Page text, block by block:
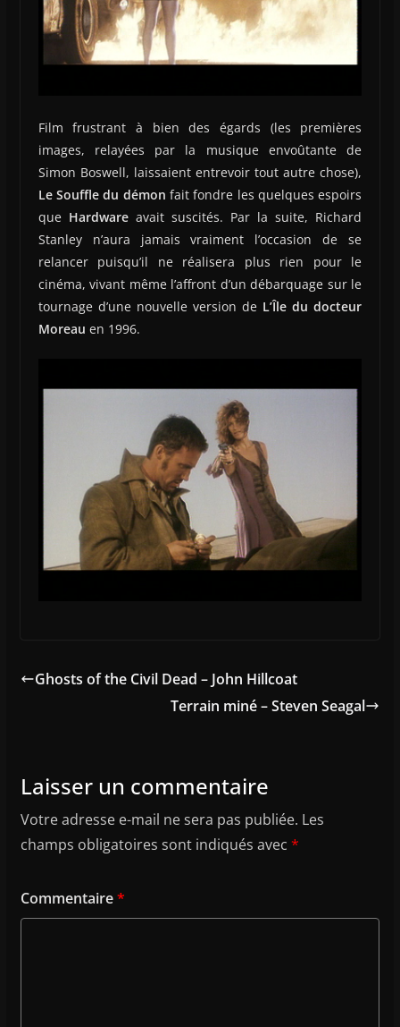
Film frustrant à bien des égards (les premières
images, relayées par la musique envoûtante de
Simon Boswell, laissaient entrevoir tout autre chose),
Le Souffle du démon fait fondre les quelques espoirs
que Hardwareavait suscités. Par la suite, Richard
Stanley n’aura jamais vraiment l’occasion de se
relancer puisqu’il ne réalisera plus rien pour le
cinéma, vivant même l’affront d’un débarquage sur le
tournage d’une nouvelle version de L’Île du docteur
Moreau en 1996.
Ghosts of the Civil Dead – John Hillcoat
Terrain miné – Steven Seagal
Laisser un commentaire
Votre adresse e-mail ne sera pas publiée. Les
champs obligatoires sont indiqués avec *
Commentaire*